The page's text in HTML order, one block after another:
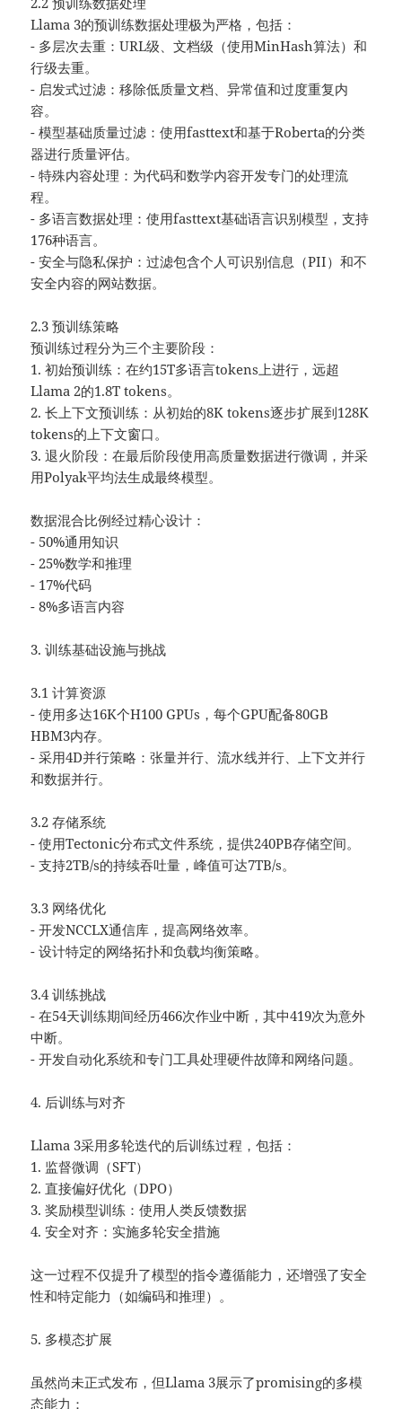
Llama 3的预训练数据处理极为严格，包括：
- 多层次去重：URL级、文档级（使用MinHash算法）和
行级去重。
- 启发式过滤：移除低质量文档、异常值和过度重复内
容。
- 模型基础质量过滤：使用fasttext和基于Roberta的分类
器进行质量评估。
- 特殊内容处理：为代码和数学内容开发专门的处理流
程。
- 多语言数据处理：使用fasttext基础语言识别模型，支持
176种语言。
- 安全与隐私保护：过滤包含个人可识别信息（PII）和不
安全内容的网站数据。
2.3 预训练策略
预训练过程分为三个主要阶段：
1. 初始预训练：在约15T多语言tokens上进行，远超
Llama 2的1.8T tokens。
2. 长上下文预训练：从初始的8K tokens逐步扩展到128K
tokens的上下文窗口。
3. 退火阶段：在最后阶段使用高质量数据进行微调，并采
用Polyak平均法生成最终模型。
数据混合比例经过精心设计：
- 50%通用知识
- 25%数学和推理
- 17%代码
- 8%多语言内容
3. 训练基础设施与挑战
3.1 计算资源
- 使用多达16K个H100 GPUs，每个GPU配备80GB
HBM3内存。
- 采用4D并行策略：张量并行、流水线并行、上下文并行
和数据并行。
3.2 存储系统
- 使用Tectonic分布式文件系统，提供240PB存储空间。
- 支持2TB/s的持续吞吐量，峰值可达7TB/s。
3.3 网络优化
- 开发NCCLX通信库，提高网络效率。
- 设计特定的网络拓扑和负载均衡策略。
3.4 训练挑战
- 在54天训练期间经历466次作业中断，其中419次为意外
中断。
- 开发自动化系统和专门工具处理硬件故障和网络问题。
4. 后训练与对齐
Llama 3采用多轮迭代的后训练过程，包括：
1. 监督微调（SFT）
2. 直接偏好优化（DPO）
3. 奖励模型训练：使用人类反馈数据
4. 安全对齐：实施多轮安全措施
这一过程不仅提升了模型的指令遵循能力，还增强了安全
性和特定能力（如编码和推理）。
5. 多模态扩展
虽然尚未正式发布，但Llama 3展示了promising的多模
态能力：